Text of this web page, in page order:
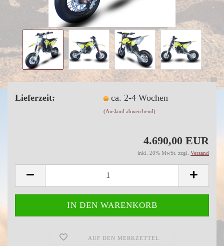
Lieferzeit: ca. 2-4 Wochen
(Ausland abweichend)
4.690,00 EUR
inkl. 20% MwSt. zzgl. Versand
AUF DEN MERKZETTEL